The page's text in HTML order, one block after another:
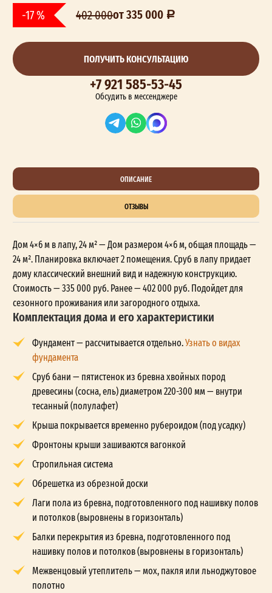
-17 % 402 000от 335 000
ПОЛУЧИТЬ КОНСУЛЬТАЦИЮ
+7 921 585-53-45
Обсудить в мессенджере
ОПИСАНИЕ
ОТЗЫВЫ
Дом 4×6 м в лапу, 24 м² — Дом размером 4×6 м, общая площадь —
24 м². Планировка включает 2 помещения. Сруб в лапу придает
дому классический внешний вид и надежную конструкцию.
Стоимость — 335 000 руб. Ранее — 402 000 руб. Подойдет для
сезонного проживания или загородного отдыха.
Комплектация дома и его характеристики
Фундамент — рассчитывается отдельно.Узнать о видах
фундамента
Сруб бани — пятистенок из бревна хвойных пород
древесины (сосна, ель) диаметром 220-300 мм — внутри
тесанный (полулафет)
Крыша покрывается временно рубероидом (под усадку)
Фронтоны крыши зашиваются вагонкой
Стропильная система
Обрешетка из обрезной доски
Лаги пола из бревна, подготовленного под нашивку полов
и потолков (выровнены в горизонталь)
Балки перекрытия из бревна, подготовленного под
нашивку полов и потолков (выровнены в горизонталь)
Межвенцовый утеплитель — мох, пакля или льноджутовое
полотно